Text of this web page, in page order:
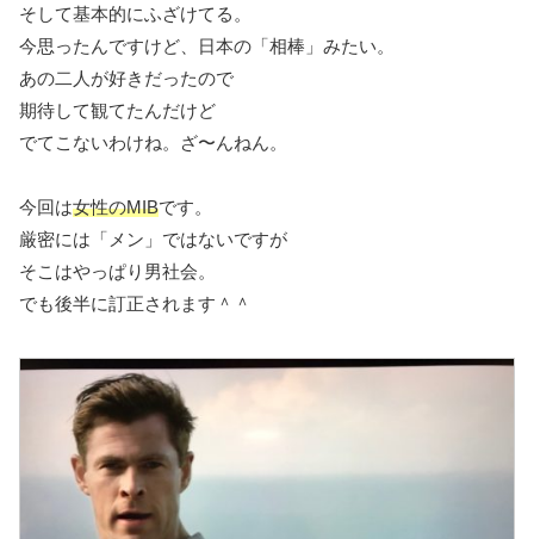
そして基本的にふざけてる。
今思ったんですけど、日本の「相棒」みたい。
あの二人が好きだったので
期待して観てたんだけど
でてこないわけね。ざ〜んねん。
今回は女性のMIBです。
厳密には「メン」ではないですが
そこはやっぱり男社会。
でも後半に訂正されます＾＾